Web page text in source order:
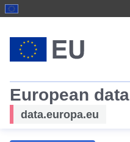
European data
data.europa.eu